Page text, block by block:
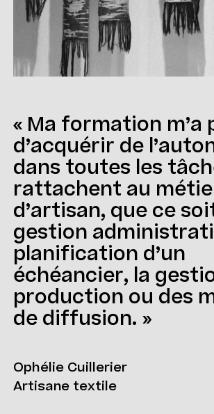
« Ma formation m’a
d’acquérir de
dans toutes les
rattachent au
d’artisan, que ce
gestion
planification d’un
échéancier, la
production ou des
de diffusion. »
Ophélie Cuillerier
Artisane textile